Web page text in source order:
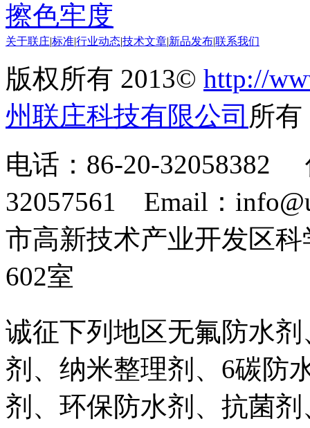
擦色牢度
关于联庄标准行业动态技术文章 新品发布联系我们
版权所有 2013© http://
州联庄科技有限公司 所
电话：86-20-32058382
32057561 Email：
市高新技术产业开发区
602室
诚征下列地区无氟防水
剂、纳米整理剂、6碳防
剂、环保防水剂、抗菌